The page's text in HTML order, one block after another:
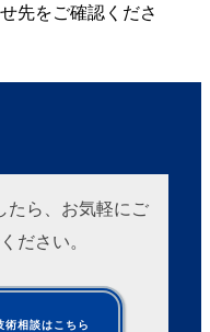
先をご確認くださ
たら、お気軽にご
ださい。
術相談はこちら